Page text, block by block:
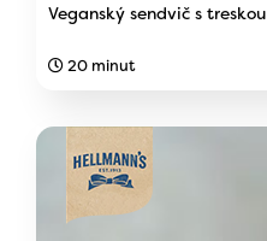
Veganský sendvič s treskou
20 minut